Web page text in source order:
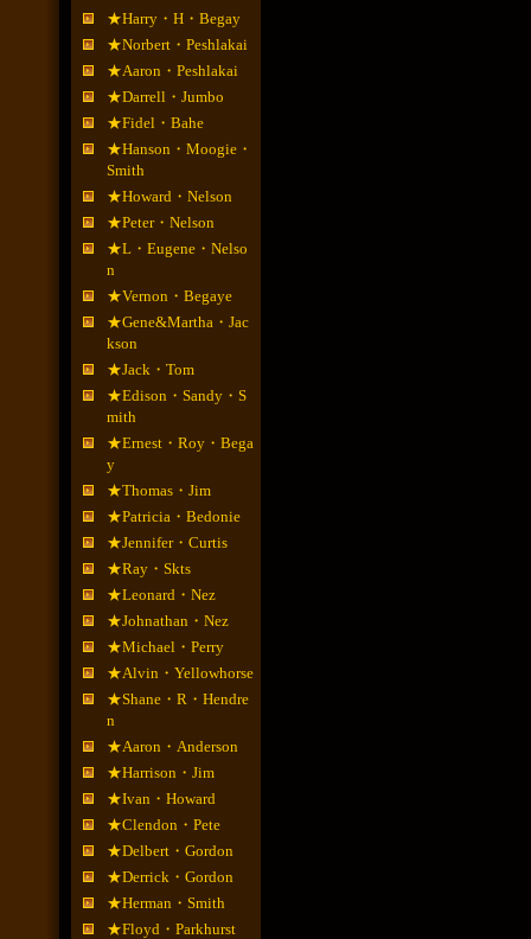
★Harry・H・Begay
★Norbert・Peshlakai
★Aaron・Peshlakai
★Darrell・Jumbo
★Fidel・Bahe
★Hanson・Moogie・
Smith
★Howard・Nelson
★Peter・Nelson
★L・Eugene・Nelso
n
★Vernon・Begaye
★Gene&Martha・Jac
kson
★Jack・Tom
★Edison・Sandy・S
mith
★Ernest・Roy・Bega
y
★Thomas・Jim
★Patricia・Bedonie
★Jennifer・Curtis
★Ray・Skts
★Leonard・Nez
★Johnathan・Nez
★Michael・Perry
★Alvin・Yellowhorse
★Shane・R・Hendre
n
★Aaron・Anderson
★Harrison・Jim
★Ivan・Howard
★Clendon・Pete
★Delbert・Gordon
★Derrick・Gordon
★Herman・Smith
★Floyd・Parkhurst